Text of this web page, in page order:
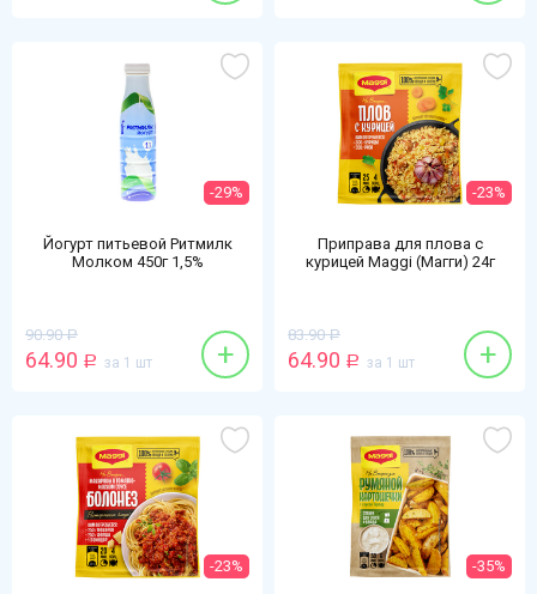
-29%
Йогурт питьевой Ритмилк
Молком 450г 1,5%
90.90 Р
64.90 Р за 1 шт +
-23%
Приправа для плова с
курицей Maggi (Магги) 24г
83.90 Р
64.90 Р за 1 шт +
-23% -35%